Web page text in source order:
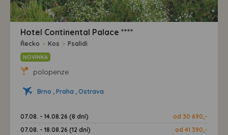
Hotel Continental Palace ****
Řecko > Kos > Psalidi
NOVINKA
polopenze
Brno , Praha , Ostrava
07.08. - 14.08.26 (8 dní)
od 30 690,-
07.08. - 18.08.26 (12 dní)
od 41 390,-